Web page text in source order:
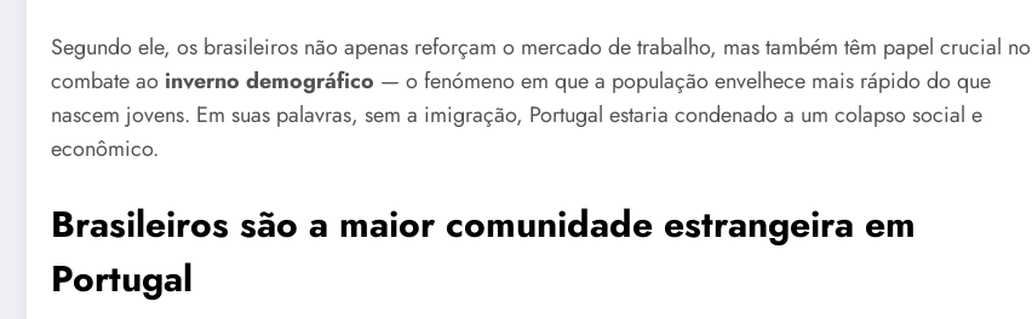
Segundo ele, os brasileiros não apenas reforçam o mercado de trabalho, mas também têm papel crucial no
combate ao inverno demográfico — o fenómeno em que a população envelhece mais rápido do que
nascem jovens. Em suas palavras, sem a imigração, Portugal estaria condenado a um colapso social e
econômico.
Brasileiros são a maior comunidade estrangeira em
Portugal